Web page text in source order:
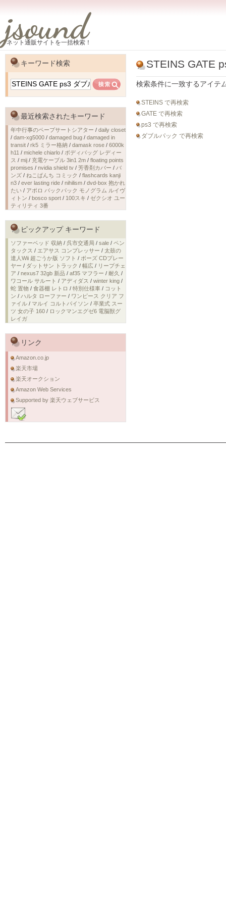
jsound
ネット通販サイトを一括検索！
STEINS GATE
検索条件に一致するアイテ
STEINS で再検索
GATE で再検索
ps3 で再検索
ダブルパック で再検索
キーワード検索
最近検索されたキーワード
年中行事のペープサートシアター / daily closet
/ dam-xg5000 / damaged bug / damaged in
transit / rk5 ミラー格納 / damask rose / 6000k
h11 / michele chiarlo / ボディバッグ レディー
ス / mij / 充電ケーブル 3in1 2m / floating points
promises / nvidia shield tv / 芳香剤カバー / バ
ンズ / ねこぱんち コミック / flashcards kanji
n3 / ever lasting ride / nihilism / dvd-box 抱かれ
たい / アポロ バックパック モノグラム ルイヴ
ィトン / bosco sport / 100スキ / ゼクシオ ユー
ティリティ 3番
ピックアップ キーワード
ソファーベッド 収納 / 呉市交通局 / sale / ペン
タックス / エアサス コンプレッサー / 太鼓の
達人Wii 超ごうか版 ソフト / ボーズ CDプレー
ヤー / ダットサン トラック / 幅広 / リープチェ
ア / nexus7 32gb 新品 / af35 マフラー / 耐久 /
ワコール サルート / アディダス / winter king /
蛇 置物 / 食器棚 レトロ / 特別仕様車 / コット
ン / ハルタ ローファー / ワンピース クリア フ
ァイル / マルイ コルトパイソン / 卒業式 スー
ツ 女の子 160 / ロックマンエグゼ6 電脳獣グ
レイガ
リンク
Amazon.co.jp
楽天市場
楽天オークション
Amazon Web Services
Supported by 楽天ウェブサービス